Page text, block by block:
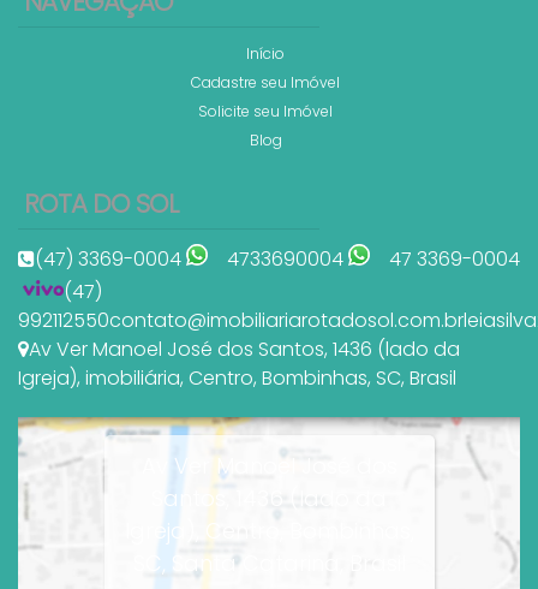
Início
Cadastre seu Imóvel
Solicite seu Imóvel
Blog
ROTA DO SOL
(47) 3369-0004 4733690004
47 3369-0004
(47)
992112550contato@imobiliariarotadosol.com.br
Av Ver Manoel José dos Santos, 1436 (lado da
Igreja), imobiliária, Centro, Bombinhas, SC, Brasil
Av Ver Manoel José dos
Santos, 1436 (lado da
Igreja), Centro, Bombinhas,
SC, Santa Catarina, Brasil